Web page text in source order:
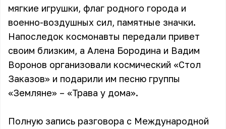
мягкие игрушки, флаг родного города и
военно-воздушных сил, памятные значки.
Напоследок космонавты передали привет
своим близким, а Алена Бородина и Вадим
Воронов организовали космический «Стол
Заказов» и подарили им песню группы
«Земляне» – «Трава у дома».
Полную запись разговора с Международной